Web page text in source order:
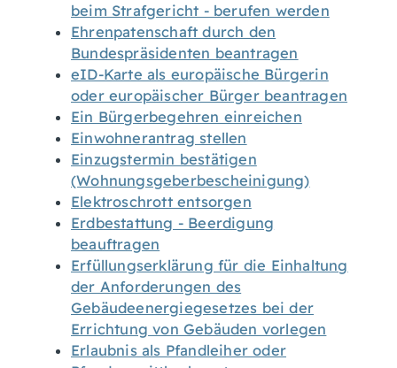
beim Strafgericht - berufen werden
Ehrenpatenschaft durch den
Bundespräsidenten beantragen
eID-Karte als europäische Bürgerin
oder europäischer Bürger beantragen
Ein Bürgerbegehren einreichen
Einwohnerantrag stellen
Einzugstermin bestätigen
(Wohnungsgeberbescheinigung)
Elektroschrott entsorgen
Erdbestattung - Beerdigung
beauftragen
Erfüllungserklärung für die Einhaltung
der Anforderungen des
Gebäudeenergiegesetzes bei der
Errichtung von Gebäuden vorlegen
Erlaubnis als Pfandleiher oder